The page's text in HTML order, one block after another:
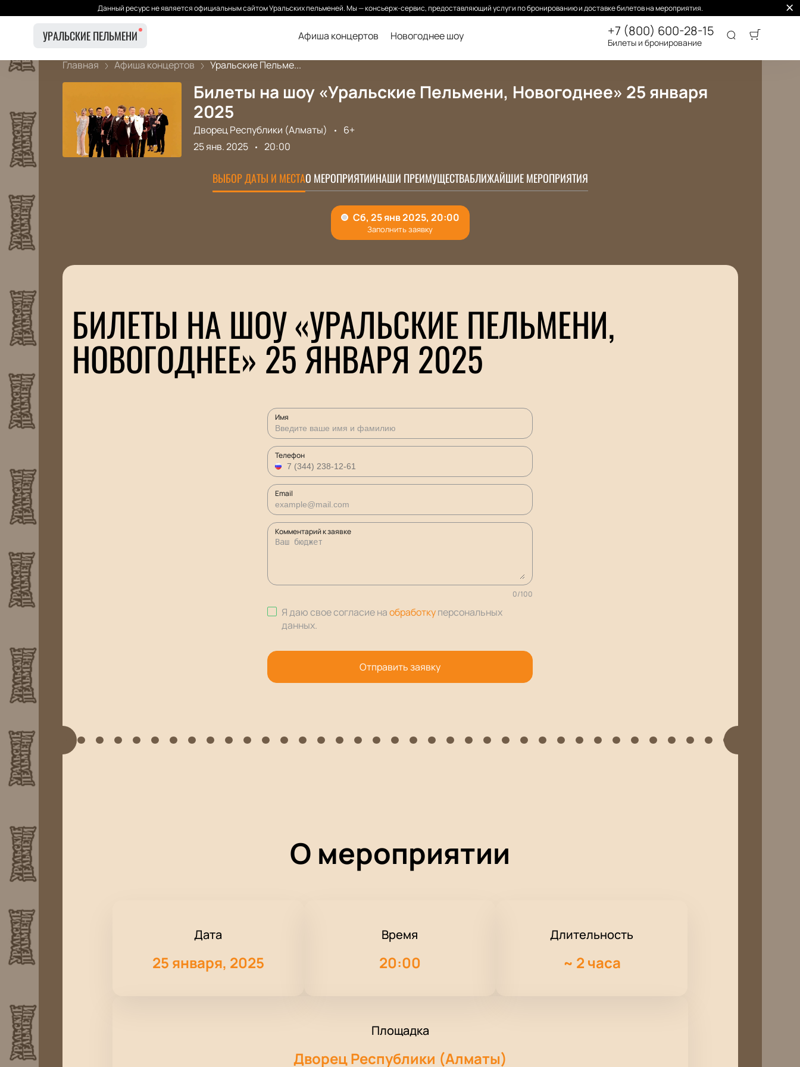
Данный ресурс не является официальным сайтом Уральских пельменей. Мы — консьерж-сервис, предоставляющий услуги по бронированию и доставке билетов на мероприятия.
УРАЛЬСКИЕ ПЕЛЬМЕНИ Афиша концертов Новогоднее шоу +7 (800) 600-28-15
Билеты и бронирование
Главная Афиша концертов Уральские Пельме...
Билеты на шоу «Уральские Пельмени, Новогоднее» 25 января
2025
Дворец Республики (Алматы)
6+
25 янв. 2025
20:00
ВЫБОР ДАТЫ И МЕСТАО МЕРОПРИЯТИИНАШИ ПРЕИМУЩЕСТВАБЛИЖАЙШИЕ МЕРОПРИЯТИЯ
БИЛЕТЫ НА ШОУ «УРАЛЬСКИЕ ПЕЛЬМЕНИ,
НОВОГОДНЕЕ» 25 ЯНВАРЯ 2025
Имя
Телефон
Email
Комментарий к заявке
0/100
Я даю свое согласие наобработкуперсональных
данных.
Отправить заявку
О мероприятии
Дата
25 января, 2025
Время
20:00
Длительность
~ 2 часа
Площадка
Дворец Республики (Алматы)